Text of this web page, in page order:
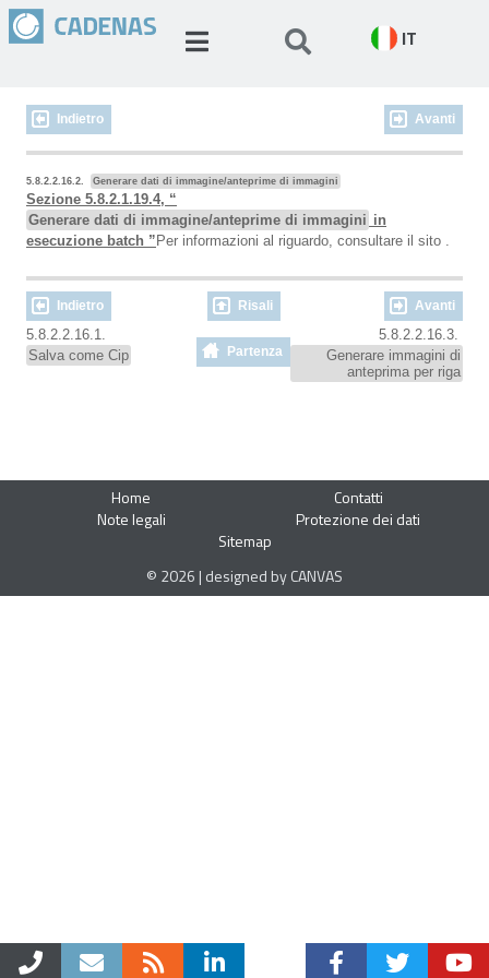
IT
Indietro Avanti
5.8.2.2.16.2. Generare dati di immagine/anteprime di immagini
Sezione 5.8.2.1.19.4, “
Generare dati di immagine/anteprime di immagini in
esecuzione batch ” Per informazioni al riguardo, consultare il sito .
Indietro Risali Avanti
5.8.2.2.16.1.
Salva come Cip
Partenza
5.8.2.2.16.3.
Generare immagini di
anteprima per riga
Home
Contatti
Note legali
Protezione dei dati
Sitemap
© 2026 | designed by CANVAS